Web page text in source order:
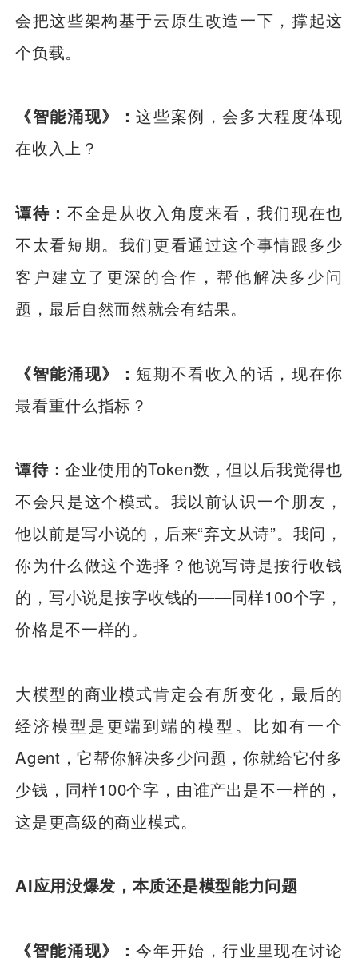
会把这些架构基于云原生改造一下，撑起这
个负载。
《智能涌现》：这些案例，会多大程度体现
在收入上？
谭待： 不全是从收入角度来看，我们现在也
不太看短期。我们更看通过这个事情跟多少
客户建立了更深的合作，帮他解决多少问
题，最后自然而然就会有结果。
《智能涌现》： 短期不看收入的话，现在你
最看重什么指标？
谭待：企业使用的Token数，但以后我觉得也
不会只是这个模式。我以前认识一个朋友，
他以前是写小说的，后来“弃文从诗”。我问，
你为什么做这个选择？他说写诗是按行收钱
的，写小说是按字收钱的——同样100个字，
价格是不一样的。
大模型的商业模式肯定会有所变化，最后的
经济模型是更端到端的模型。比如有一个
Agent，它帮你解决多少问题，你就给它付多
少钱，同样100个字，由谁产出是不一样的，
这是更高级的商业模式。
AI应用没爆发，本质还是模型能力问题
《智能涌现》：今年开始，行业里现在讨论